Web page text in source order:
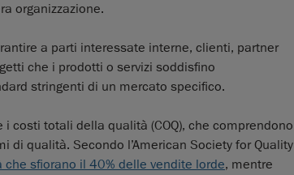
organizzazione.
a parti interessate interne, clienti, partner
che i prodotti o servizi soddisfino
stringenti di un mercato specifico.
costi totali della qualità (COQ), che comprendono
di qualità. Secondo l’American Society for Quality
sfiorano il 40% delle vendite lorde, mentre